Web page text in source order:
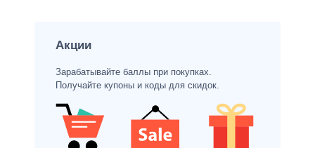
Акции
Зарабатывайте баллы при покупках.
Получайте купоны и коды для скидок.